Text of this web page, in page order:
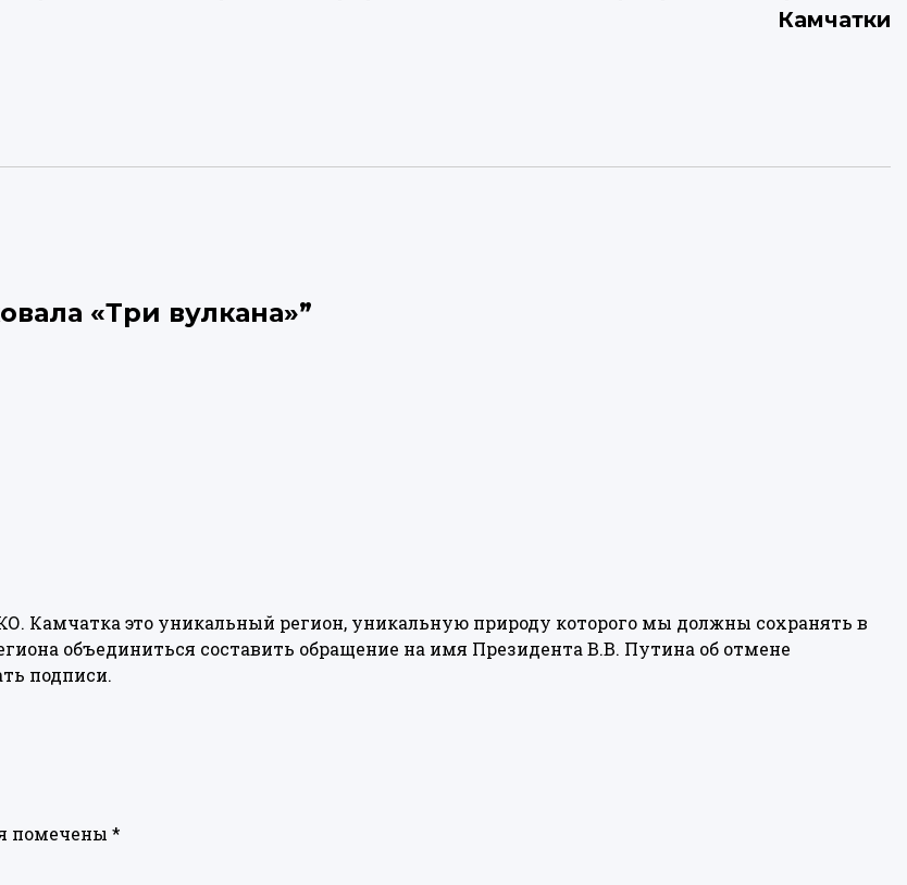
Камчатки
«Три вулкана»”
Камчатка это уникальный регион, уникальную природу которого мы должны сохранять в
объединиться составить обращение на имя Президента В.В. Путина об отмене
подписи.
помечены *